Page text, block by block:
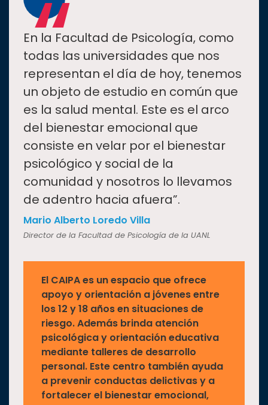
“
En la Facultad de Psicología, como
todas las universidades que nos
representan el día de hoy, tenemos
un objeto de estudio en común que
es la salud mental. Este es el arco
del bienestar emocional que
consiste en velar por el bienestar
psicológico y social de la
comunidad y nosotros lo llevamos
de adentro hacia afuera”.
Mario Alberto Loredo Villa
Director de la Facultad de Psicología de la UANL
El CAIPA es un espacio que ofrece
apoyo y orientación a jóvenes entre
los 12 y 18 años en situaciones de
riesgo. Además brinda atención
psicológica y orientación educativa
mediante talleres de desarrollo
personal. Este centro también ayuda
a prevenir conductas delictivas y a
fortalecer el bienestar emocional,